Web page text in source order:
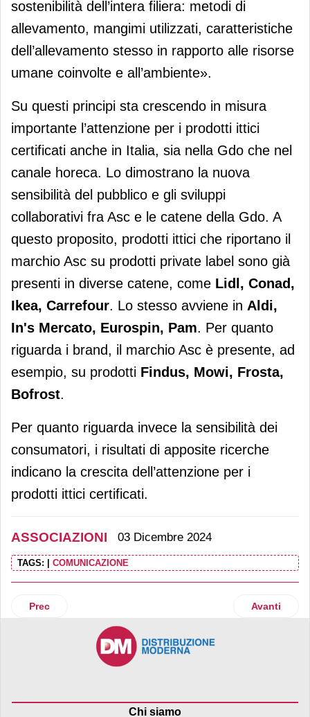
sostenibilità dell’intera filiera: metodi di
allevamento, mangimi utilizzati, caratteristiche
dell’allevamento stesso in rapporto alle risorse
umane coinvolte e all’ambiente».
Su questi principi sta crescendo in misura
importante l’attenzione per i prodotti ittici
certificati anche in Italia, sia nella Gdo che nel
canale horeca. Lo dimostrano la nuova
sensibilità del pubblico e gli sviluppi
collaborativi fra Asc e le catene della Gdo. A
questo proposito, prodotti ittici che riportano il
marchio Asc su prodotti private label sono già
presenti in diverse catene, come Lidl, Conad,
Ikea, Carrefour. Lo stesso avviene in Aldi,
In's Mercato, Eurospin, Pam. Per quanto
riguarda i brand, il marchio Asc è presente, ad
esempio, su prodotti Findus, Mowi, Frosta,
Bofrost.
Per quanto riguarda invece la sensibilità dei
consumatori, i risultati di apposite ricerche
indicano la crescita dell’attenzione per i
prodotti ittici certificati.
ASSOCIAZIONI 03 Dicembre 2024
TAGS: | COMUNICAZIONE
Articolo precedente: Indagine AssoBirra: verso una
Prec Articolo
Avanti
Chi siamo